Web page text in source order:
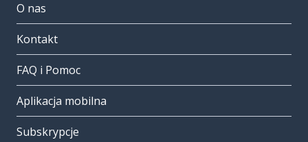
O nas
Kontakt
FAQ i Pomoc
Aplikacja mobilna
Subskrypcje